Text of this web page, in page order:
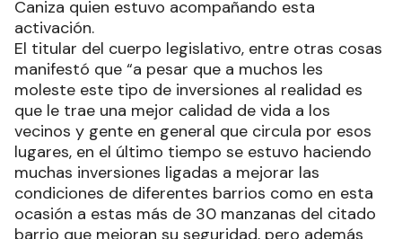
Caniza quien estuvo acompañando esta
activación.
El titular del cuerpo legislativo, entre otras cosas
manifestó que “a pesar que a muchos les
moleste este tipo de inversiones al realidad es
que le trae una mejor calidad de vida a los
vecinos y gente en general que circula por esos
lugares, en el último tiempo se estuvo haciendo
muchas inversiones ligadas a mejorar las
condiciones de diferentes barrios como en esta
ocasión a estas más de 30 manzanas del citado